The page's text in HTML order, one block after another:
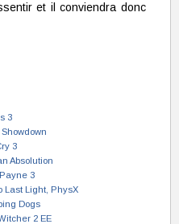
et il conviendra donc
3
3
Absolution
3
Last Light, PhysX
Dogs
2 EE